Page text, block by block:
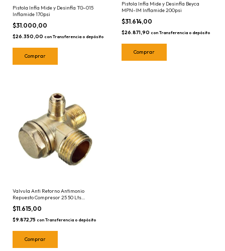
Pistola Infla Mide y Desinfla TG-015
Inflamide 170psi
$31.000,00
$26.350,00 con Transferencia o depósito
Pistola Infla Mide y Desinfla Beyca
MPN-IM Inflamide 200psi
$31.614,00
$26.871,90 con Transferencia o depósito
Valvula Anti Retorno Antimonio
Repuesto Compresor 25 50 Lts
Antiretorno
$11.615,00
$9.872,75 con Transferencia o depósito